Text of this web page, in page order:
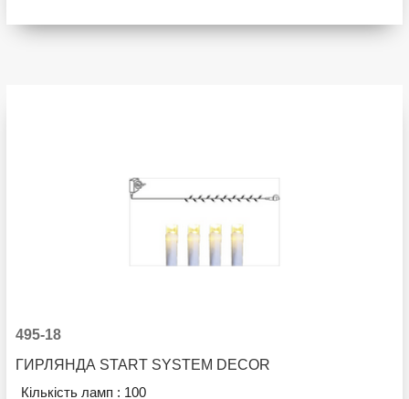
495-18
ГИРЛЯНДА START SYSTEM DECOR
Кількість ламп : 100